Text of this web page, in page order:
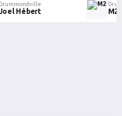
Drummondville
Joel Hébert M2